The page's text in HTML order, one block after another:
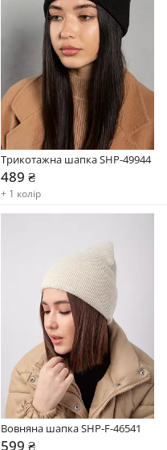
Трикотажна шапка SHP-49944
489 ₴
+ 1 колір
Вовняна шапка SHP-F-46541
599 ₴